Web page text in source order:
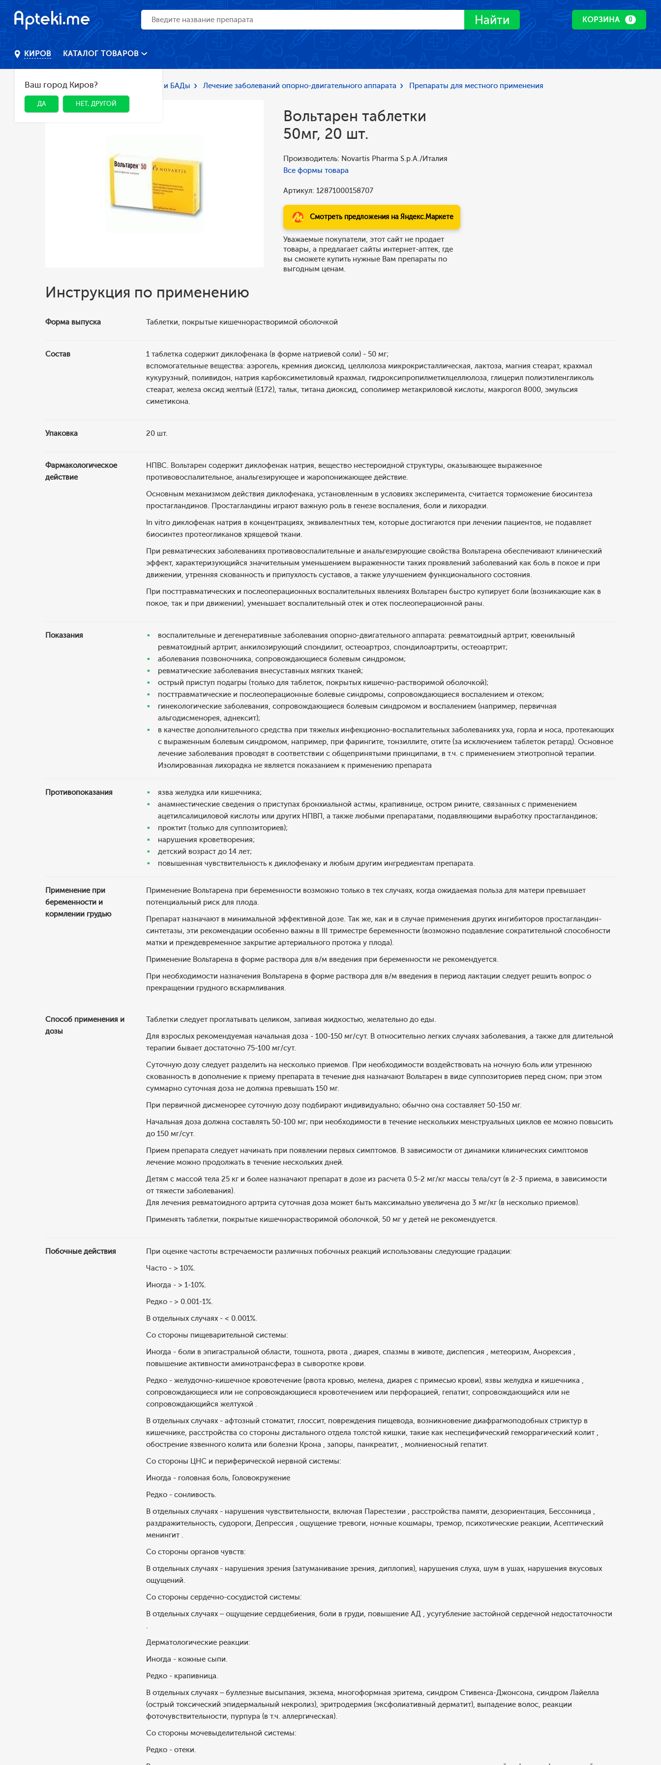
Найти КОРЗИНА 0
КИРОВ
Ваш город Киров?
ДА НЕТ, ДРУГОЙ
КАТАЛОГ ТОВАРОВ
Главная Каталог Лекарства и БАДы Лечение заболеваний опорно-двигательного аппарата Препараты для местного применения
Вольтарен таблетки
50мг, 20 шт.
Производитель: Novartis Pharma S.p.A./Италия
Все формы товара
Артикул: 12871000158707
Смотреть предложения на Яндекс.Маркете
Уважаемые покупатели, этот сайт не продает
товары, а предлагает сайты интернет-аптек, где
вы сможете купить нужные Вам препараты по
выгодным ценам.
Инструкция по применению
Форма выпуска Таблетки, покрытые кишечнорастворимой оболочкой
Состав
1 таблетка содержит диклофенака (в форме натриевой соли) - 50 мг;
вспомогательные вещества: аэрогель, кремния диоксид, целлюлоза микрокристаллическая, лактоза, магния стеарат, крахмал
кукурузный, поливидон, натрия карбоксиметиловый крахмал, гидроксипропилметилцеллюлоза, глицерил полиэтиленгликоль
стеарат, железа оксид желтый (Е172), тальк, титана диоксид, сополимер метакриловой кислоты, макрогол 8000, эмульсия
симетикона.
Упаковка 20 шт.
Фармакологическое
действие
НПВС. Вольтарен содержит диклофенак натрия, вещество нестероидной структуры, оказывающее выраженное
противовоспалительное, анальгезирующее и жаропонижающее действие.
Основным механизмом действия диклофенака, установленным в условиях эксперимента, считается торможение биосинтеза
простагландинов. Простагландины играют важную роль в генезе воспаления, боли и лихорадки.
In vitro диклофенак натрия в концентрациях, эквивалентных тем, которые достигаются при лечении пациентов, не подавляет
биосинтез протеогликанов хрящевой ткани.
При ревматических заболеваниях противовоспалительные и анальгезирующие свойства Вольтарена обеспечивают клинический
эффект, характеризующийся значительным уменьшением выраженности таких проявлений заболеваний как боль в покое и при
движении, утренняя скованность и припухлость суставов, а также улучшением функционального состояния.
При посттравматических и послеоперационных воспалительных явлениях Вольтарен быстро купирует боли (возникающие как в
покое, так и при движении), уменьшает воспалительный отек и отек послеоперационной раны.
Показания
воспалительные и дегенеративные заболевания опорно-двигательного аппарата: ревматоидный артрит, ювенильный
ревматоидный артрит, анкилозирующий спондилит, остеоартроз, спондилоартриты, остеоартрит;
аболевания позвоночника, сопровождающиеся болевым синдромом;
ревматические заболевания внесуставных мягких тканей;
острый приступ подагры (только для таблеток, покрытых кишечно-растворимой оболочкой);
посттравматические и послеоперационные болевые синдромы, сопровождающиеся воспалением и отеком;
гинекологические заболевания, сопровождающиеся болевым синдромом и воспалением (например, первичная
альгодисменорея, аднексит);
в качестве дополнительного средства при тяжелых инфекционно-воспалительных заболеваниях уха, горла и носа, протекающих
с выраженным болевым синдромом, например, при фарингите, тонзиллите, отите (за исключением таблеток ретард). Основное
лечение заболевания проводят в соответствии с общепринятыми принципами, в т.ч. с применением этиотропной терапии.
Изолированная лихорадка не является показанием к применению препарата
Противопоказания
язва желудка или кишечника;
анамнестические сведения о приступах бронхиальной астмы, крапивнице, остром рините, связанных с применением
ацетилсалициловой кислоты или других НПВП, а также любыми препаратами, подавляющими выработку простагландинов;
проктит (только для суппозиториев);
нарушения кроветворения;
детский возраст до 14 лет;
повышенная чувствительность к диклофенаку и любым другим ингредиентам препарата.
Применение при
беременности и
кормлении грудью
Применение Вольтарена при беременности возможно только в тех случаях, когда ожидаемая польза для матери превышает
потенциальный риск для плода.
Препарат назначают в минимальной эффективной дозе. Так же, как и в случае применения других ингибиторов простагландин-
синтетазы, эти рекомендации особенно важны в III триместре беременности (возможно подавление сократительной способности
матки и преждевременное закрытие артериального протока у плода).
Применение Вольтарена в форме раствора для в/м введения при беременности не рекомендуется.
При необходимости назначения Вольтарена в форме раствора для в/м введения в период лактации следует решить вопрос о
прекращении грудного вскармливания.
Способ применения и
дозы
Таблетки следует проглатывать целиком, запивая жидкостью, желательно до еды.
Для взрослых рекомендуемая начальная доза - 100-150 мг/сут. В относительно легких случаях заболевания, а также для длительной
терапии бывает достаточно 75-100 мг/сут.
Суточную дозу следует разделить на несколько приемов. При необходимости воздействовать на ночную боль или утреннюю
скованность в дополнение к приему препарата в течение дня назначают Вольтарен в виде суппозиториев перед сном; при этом
суммарно суточная доза не должна превышать 150 мг.
При первичной дисменорее суточную дозу подбирают индивидуально; обычно она составляет 50-150 мг.
Начальная доза должна составлять 50-100 мг; при необходимости в течение нескольких менструальных циклов ее можно повысить
до 150 мг/сут.
Прием препарата следует начинать при появлении первых симптомов. В зависимости от динамики клинических симптомов
лечение можно продолжать в течение нескольких дней.
Детям с массой тела 25 кг и более назначают препарат в дозе из расчета 0.5-2 мг/кг массы тела/сут (в 2-3 приема, в зависимости
от тяжести заболевания).
Для лечения ревматоидного артрита суточная доза может быть максимально увеличена до 3 мг/кг (в несколько приемов).
Применять таблетки, покрытые кишечнорастворимой оболочкой, 50 мг у детей не рекомендуется.
Побочные действия
При оценке частоты встречаемости различных побочных реакций использованы следующие градации:
Часто - > 10%.
Иногда - > 1-10%.
Редко - > 0.001-1%.
В отдельных случаях - < 0.001%.
Со стороны пищеварительной системы:
Иногда - боли в эпигастральной области, тошнота, рвота , диарея, спазмы в животе, диспепсия , метеоризм, Анорексия ,
повышение активности аминотрансфераз в сыворотке крови.
Редко - желудочно-кишечное кровотечение (рвота кровью, мелена, диарея с примесью крови), язвы желудка и кишечника ,
сопровождающиеся или не сопровождающиеся кровотечением или перфорацией, гепатит, сопровождающийся или не
сопровождающийся желтухой .
В отдельных случаях - афтозный стоматит, глоссит, повреждения пищевода, возникновение диафрагмоподобных стриктур в
кишечнике, расстройства со стороны дистального отдела толстой кишки, такие как неспецифический геморрагический колит ,
обострение язвенного колита или болезни Крона , запоры, панкреатит, , молниеносный гепатит.
Со стороны ЦНС и периферической нервной системы:
Иногда - головная боль, Головокружение
Редко - сонливость.
В отдельных случаях - нарушения чувствительности, включая Парестезии , расстройства памяти, дезориентация, Бессонница ,
раздражительность, судороги, Депрессия , ощущение тревоги, ночные кошмары, тремор, психотические реакции, Асептический
менингит .
Со стороны органов чувств:
В отдельных случаях - нарушения зрения (затуманивание зрения, диплопия), нарушения слуха, шум в ушах, нарушения вкусовых
ощущений.
Со стороны сердечно-сосудистой системы:
В отдельных случаях – ощущение сердцебиения, боли в груди, повышение АД , усугубление застойной сердечной недостаточности
.
Дерматологические реакции:
Иногда - кожные сыпи.
Редко - крапивница.
В отдельных случаях – буллезные высыпания, экзема, многоформная эритема, синдром Стивенса-Джонсона, синдром Лайелла
(острый токсический эпидермальный некролиз), эритродермия (эксфолиативный дерматит), выпадение волос, реакции
фоточувствительности, пурпура (в т.ч. аллергическая).
Со стороны мочевыделительной системы:
Редко - отеки.